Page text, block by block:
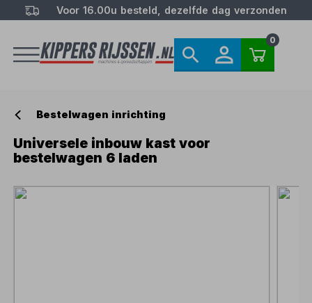
Voor 16.00u besteld, dezelfde dag verzonden
0
Bestelwagen inrichting
Universele inbouw kast voor
bestelwagen 6 laden